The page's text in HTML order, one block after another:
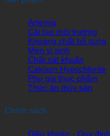
Artemia
Cải tạo môi trường
Khoáng chất bổ sung
Men vi sinh
Chất sát khuẩn
Calcium Hypochlorite
Phụ gia thực phẩm
Thức ăn thủy sản
Chính sách
Điều khoản - Quy